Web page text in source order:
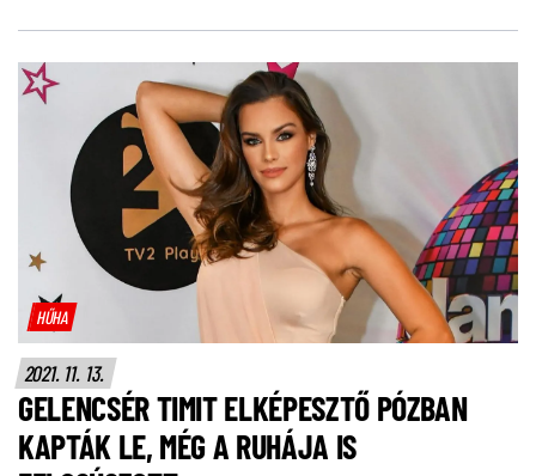
HŰHA
2021. 11. 13.
GELENCSÉR TIMIT ELKÉPESZTŐ PÓZBAN
KAPTÁK LE, MÉG A RUHÁJA IS